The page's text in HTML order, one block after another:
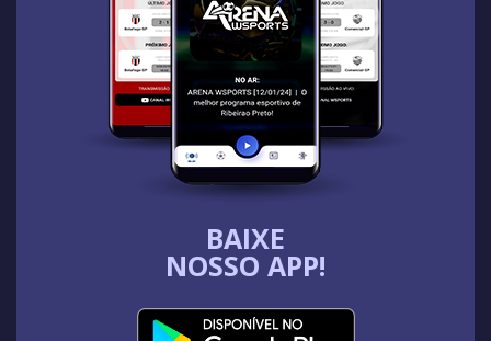
BAIXE
NOSSO APP!